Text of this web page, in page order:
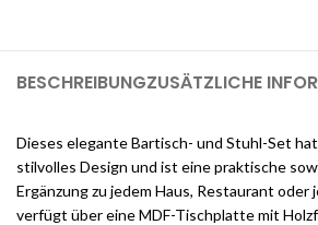
BESCHREIBUNGZUSÄTZLICHE
Dieses elegante Bartisch- und Stuhl-Set
stilvolles Design und ist eine praktische
Ergänzung zu jedem Haus, Restaurant oder
verfügt über eine MDF-Tischplatte mit